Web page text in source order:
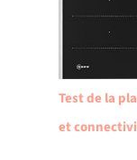
Test de la
et